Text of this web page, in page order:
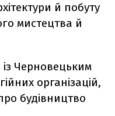
й побуту
мистецтва й
Черновецьким
організацій,
будівництво